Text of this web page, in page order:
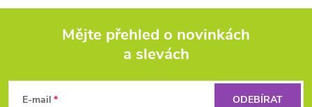
Mějte přehled o novinkách
a slevách
E-mail ODEBÍRAT